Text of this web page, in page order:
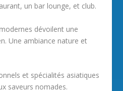
un bar lounge, et club.
dévoilent une
Une ambiance nature et
et spécialités asiatiques
saveurs nomades.